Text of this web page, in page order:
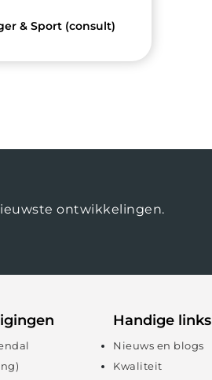
& Sport (consult)
ontwikkelingen.
Handige links
Nieuws en blogs
Kwaliteit